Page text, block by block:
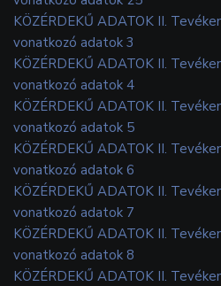
KÖZÉRDEKŰ ADATOK II.
vonatkozó adatok 3
KÖZÉRDEKŰ ADATOK II.
vonatkozó adatok 4
KÖZÉRDEKŰ ADATOK II.
vonatkozó adatok 5
KÖZÉRDEKŰ ADATOK II.
vonatkozó adatok 6
KÖZÉRDEKŰ ADATOK II.
vonatkozó adatok 7
KÖZÉRDEKŰ ADATOK II.
vonatkozó adatok 8
KÖZÉRDEKŰ ADATOK II.